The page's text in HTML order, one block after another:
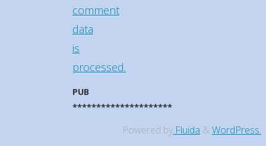
comment
data
is
processed.
PUB
*********************
Powered by Fluida & WordPress.